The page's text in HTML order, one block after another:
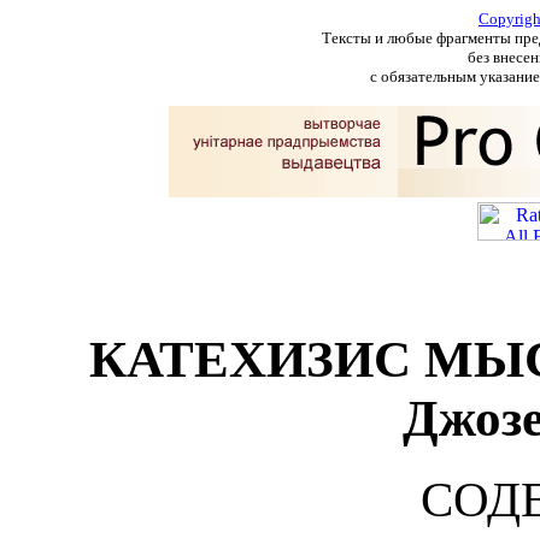
Тексты и любые фрагменты
без
с обязательным
КАТЕХИЗИС